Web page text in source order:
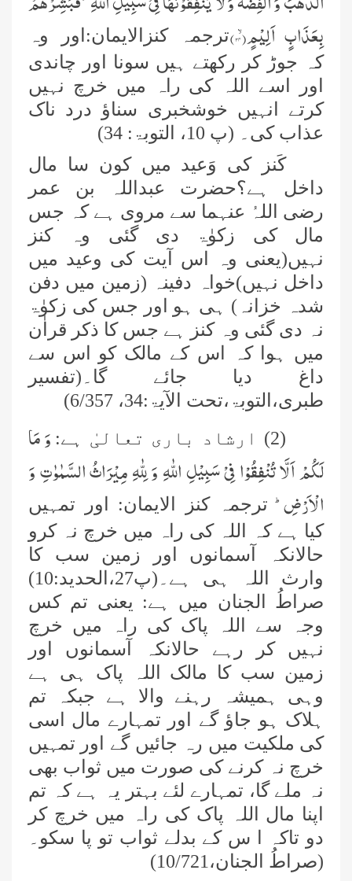
بِعَذَابٍ اَلِیْمٍۙ(۳۴)ترجمہ کنزالایمان:اور وہ
کہ جوڑ کر رکھتے ہیں سونا اور چاندی
اور اسے اللہ کی راہ میں خرچ نہیں
کرتے انہیں خوشخبری سناؤ درد ناک
عذاب کی۔ (پ 10، التوبۃ: 34)
کَنز کی وَعید میں کون سا مال
داخل ہے؟حضرت عبداللہ بن عمر
رضی اللہُ عنہما سے مروی ہے کہ جس
مال کی زکوٰۃ دی گئی وہ کنز
نہیں(یعنی وہ اس آیت کی وعید میں
داخل نہیں)خواہ دفینہ (زمین میں دفن
شدہ خزانہ) ہی ہو اور جس کی زکوٰۃ
نہ دی گئی وہ کنز ہے جس کا ذکر قراٰن
میں ہوا کہ اس کے مالک کو اس سے
داغ دیا جائے گا۔(تفسیر
طبری،التوبۃ،تحت الآیۃ:34، 6/357)
(2) ارشاد باری تعالیٰ ہے:
وَ مَا
لَكُمْ اَلَّا تُنْفِقُوْا فِیْ سَبِیْلِ اللّٰهِ وَ لِلّٰهِ مِیْرَاثُ السَّمٰوٰتِ وَ
الْاَرْضِؕ- ترجمہ کنز الایمان: اور تمہیں
کیا ہے کہ اللہ کی راہ میں خرچ نہ کرو
حالانکہ آسمانوں اور زمین سب کا
وارث اللہ ہی ہے۔(پ27،الحدید:10)
صراطُ الجنان میں ہے: یعنی تم کس
وجہ سے اللہ پاک کی راہ میں خرچ
نہیں کر رہے حالانکہ آسمانوں اور
زمین سب کا مالک اللہ پاک ہی ہے
وہی ہمیشہ رہنے والا ہے جبکہ تم
ہلاک ہو جاؤ گے اور تمہارے مال اسی
کی ملکیت میں رہ جائیں گے اور تمہیں
خرچ نہ کرنے کی صورت میں ثواب بھی
نہ ملے گا، تمہارے لئے بہتر یہ ہے کہ تم
اپنا مال اللہ پاک کی راہ میں خرچ کر
دو تاکہ ا س کے بدلے ثواب تو پا سکو۔
(صراطُ الجنان،10/721)